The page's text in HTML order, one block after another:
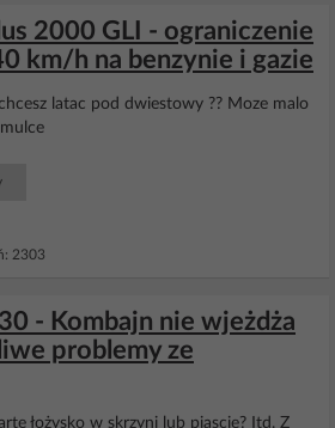
2000 GLI - ograniczenie
km/h na benzynie i gazie
latac pod dwiestowy ?? Moze malo
2303
- Kombajn nie wjeżdża
problemy ze
łożysko w skrzyni lub piascie? Itd. Z